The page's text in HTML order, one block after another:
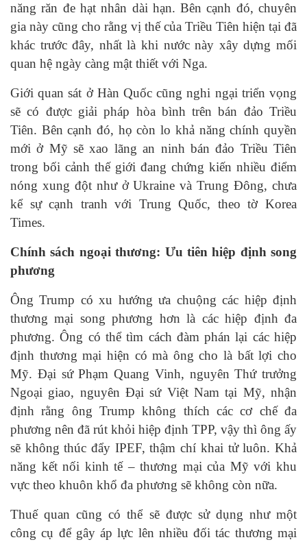
năng răn đe hạt nhân dài hạn. Bên cạnh đó, chuyên
gia này cũng cho rằng vị thế của Triều Tiên hiện tại đã
khác trước đây, nhất là khi nước này xây dựng mối
quan hệ ngày càng mật thiết với Nga.
Giới quan sát ở Hàn Quốc cũng nghi ngại triển vọng
sẽ có được giải pháp hòa bình trên bán đảo Triều
Tiên. Bên cạnh đó, họ còn lo khả năng chính quyền
mới ở Mỹ sẽ xao lãng an ninh bán đảo Triều Tiên
trong bối cảnh thế giới đang chứng kiến nhiều điểm
nóng xung đột như ở Ukraine và Trung Đông, chưa
kể sự cạnh tranh với Trung Quốc, theo tờ Korea
Times.
Chính sách ngoại thương: Ưu tiên hiệp định song
phương
Ông Trump có xu hướng ưa chuộng các hiệp định
thương mại song phương hơn là các hiệp định đa
phương. Ông có thể tìm cách đàm phán lại các hiệp
định thương mại hiện có mà ông cho là bất lợi cho
Mỹ. Đại sứ Phạm Quang Vinh, nguyên Thứ trưởng
Ngoại giao, nguyên Đại sứ Việt Nam tại Mỹ, nhận
định rằng ông Trump không thích các cơ chế đa
phương nên đã rút khỏi hiệp định TPP, vậy thì ông ấy
sẽ không thúc đẩy IPEF, thậm chí khai tử luôn. Khả
năng kết nối kinh tế – thương mại của Mỹ với khu
vực theo khuôn khổ đa phương sẽ không còn nữa.
Thuế quan cũng có thể sẽ được sử dụng như một
công cụ để gây áp lực lên nhiều đối tác thương mại